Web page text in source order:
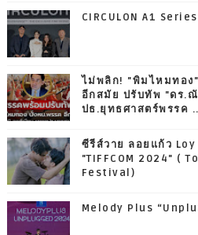
CIRCULON A1 Series
ไม่พลิก! "พิมไหมทอง
อีกสมัย ปรับทัพ "ดร.
ปธ.ยุทธศาสตร์พรรค
ซีรีส์วาย ลอยแก้ว
"TIFFCOM 2024" (
Festival)
Melody Plus